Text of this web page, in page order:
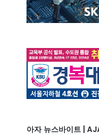
아자 뉴스바이트 |